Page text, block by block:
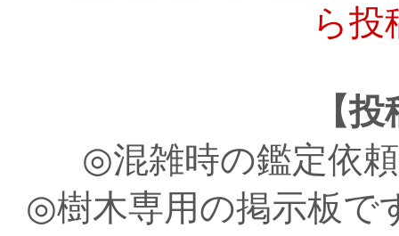
ら投
【
◎混雑時の鑑定依
◎樹木専用の掲示板で